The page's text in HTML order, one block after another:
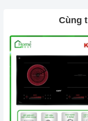
đa dạng các dòng
máy
chất lượng và nguồn
tin mang đến cho quý
hàng tận tâm và chính
nhất.
Xem thêm tại đây:
Cùng